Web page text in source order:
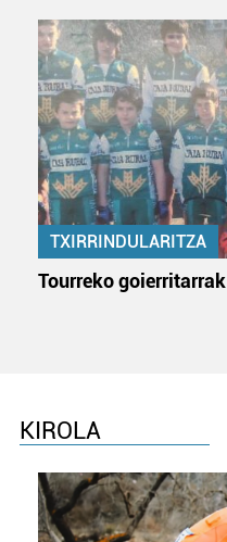
TXIRRINDULARITZA
Tourreko goierritarrak
KIROLA